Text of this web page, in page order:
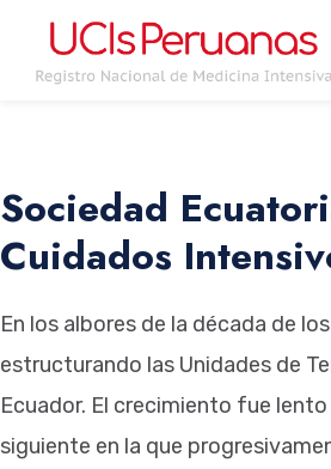
Sociedad
Cuidados
En los albores de la década de
estructurando las Unidades de
Ecuador. El crecimiento fue
siguiente en la que